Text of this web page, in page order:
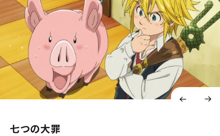
七つの大罪